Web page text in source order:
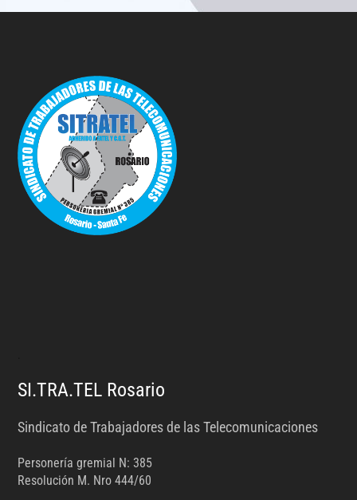
SI.TRA.TEL Rosario
Sindicato de Trabajadores de las Telecomunicaciones
Personería gremial N: 385
Resolución M. Nro 444/60